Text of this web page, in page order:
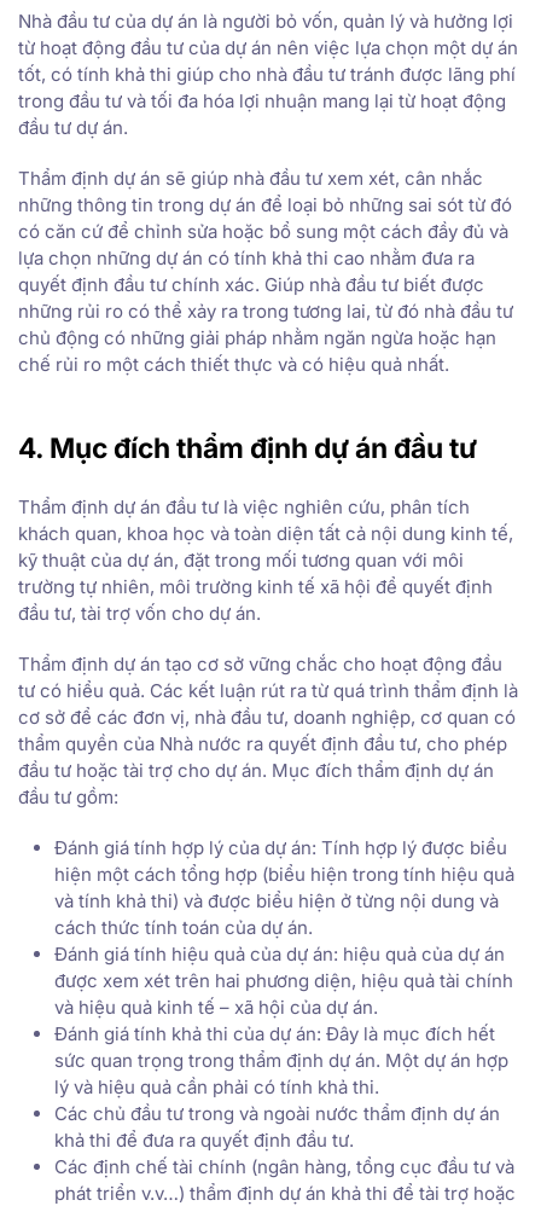
Nhà đầu tư của dự án là người bỏ vốn, quản lý và hưởng lợi
từ hoạt động đầu tư của dự án nên việc lựa chọn một dự án
tốt, có tính khả thi giúp cho nhà đầu tư tránh được lãng phí
trong đầu tư và tối đa hóa lợi nhuận mang lại từ hoạt động
đầu tư dự án.
Thẩm định dự án sẽ giúp nhà đầu tư xem xét, cân nhắc
những thông tin trong dự án để loại bỏ những sai sót từ đó
có căn cứ để chỉnh sửa hoặc bổ sung một cách đầy đủ và
lựa chọn những dự án có tính khả thi cao nhằm đưa ra
quyết định đầu tư chính xác. Giúp nhà đầu tư biết được
những rủi ro có thể xảy ra trong tương lai, từ đó nhà đầu tư
chủ động có những giải pháp nhằm ngăn ngừa hoặc hạn
chế rủi ro một cách thiết thực và có hiệu quả nhất.
4. Mục đích thẩm định dự án đầu tư
Thẩm định dự án đầu tư là việc nghiên cứu, phân tích
khách quan, khoa học và toàn diện tất cả nội dung kinh tế,
kỹ thuật của dự án, đặt trong mối tương quan với môi
trường tự nhiên, môi trường kinh tế xã hội để quyết định
đầu tư, tài trợ vốn cho dự án.
Thẩm định dự án tạo cơ sở vững chắc cho hoạt động đầu
tư có hiểu quả. Các kết luận rút ra từ quá trình thẩm định là
cơ sở để các đơn vị, nhà đầu tư, doanh nghiệp, cơ quan có
thẩm quyền của Nhà nước ra quyết định đầu tư, cho phép
đầu tư hoặc tài trợ cho dự án. Mục đích thẩm định dự án
đầu tư gồm:
Đánh giá tính hợp lý của dự án: Tính hợp lý được biểu
hiện một cách tổng hợp (biểu hiện trong tính hiệu quả
và tính khả thi) và được biểu hiện ở từng nội dung và
cách thức tính toán của dự án.
Đánh giá tính hiệu quả của dự án: hiệu quả của dự án
được xem xét trên hai phương diện, hiệu quả tài chính
và hiệu quả kinh tế – xã hội của dự án.
Đánh giá tính khả thi của dự án: Đây là mục đích hết
sức quan trọng trong thẩm định dự án. Một dự án hợp
lý và hiệu quả cần phải có tính khả thi.
Các chủ đầu tư trong và ngoài nước thẩm định dự án
khả thi để đưa ra quyết định đầu tư.
Các định chế tài chính (ngân hàng, tổng cục đầu tư và
phát triển v.v…) thẩm định dự án khả thi để tài trợ hoặc